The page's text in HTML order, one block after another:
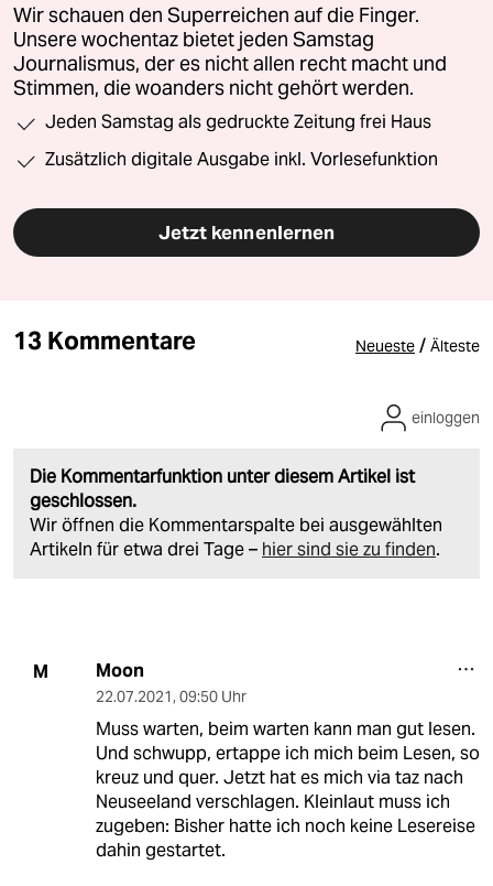
Wir schauen den Superreichen auf die Finger.
Unsere wochentaz bietet jeden Samstag
Journalismus, der es nicht allen recht macht und
Stimmen, die woanders nicht gehört werden.
Jeden Samstag als gedruckte Zeitung frei Haus
Zusätzlich digitale Ausgabe inkl. Vorlesefunktion
Jetzt kennenlernen
13 Kommentare Neueste / Älteste
Die Kommentarfunktion unter diesem Artikel ist
geschlossen.
Wir öffnen die Kommentarspalte bei ausgewählten
Artikeln für etwa drei Tage – hier sind sie zu finden.
einloggen
M Moon
22.07.2021, 09:50 Uhr
Muss warten, beim warten kann man gut lesen.
Und schwupp, ertappe ich mich beim Lesen, so
kreuz und quer. Jetzt hat es mich via taz nach
Neuseeland verschlagen. Kleinlaut muss ich
zugeben: Bisher hatte ich noch keine Lesereise
dahin gestartet.